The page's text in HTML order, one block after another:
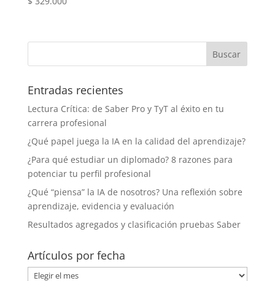
Entradas recientes
Lectura Crítica: de Saber Pro y TyT al éxito en tu
carrera profesional
¿Qué papel juega la IA en la calidad del aprendizaje?
¿Para qué estudiar un diplomado? 8 razones para
potenciar tu perfil profesional
¿Qué “piensa” la IA de nosotros? Una reflexión sobre
aprendizaje, evidencia y evaluación
Resultados agregados y clasificación pruebas Saber
Artículos por fecha
Artículos